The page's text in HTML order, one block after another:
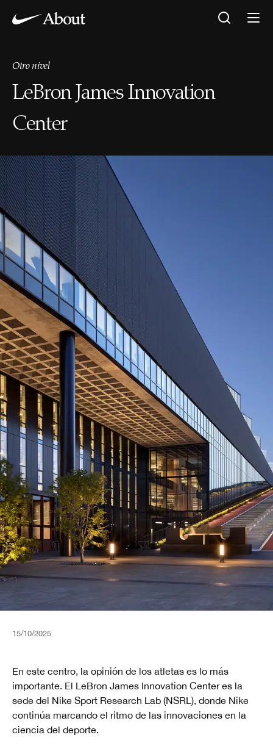
Otro nivel
LeBron James Innovation
Center
15/10/2025
En este centro, la opinión de los atletas es lo más
importante. El LeBron James Innovation Center es la
sede del Nike Sport Research Lab (NSRL), donde Nike
continúa marcando el ritmo de las innovaciones en la
ciencia del deporte.